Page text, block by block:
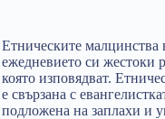
Етническите малцинства
ежедневието си жестоки
която изповядват.
е свързана с
подложена на заплахи и